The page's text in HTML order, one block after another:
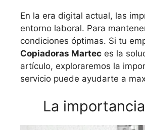
En la era digital actual, las
entorno laboral. Para
condiciones óptimas. Si tu
Copiadoras Martec es la
artículo, exploraremos la
servicio puede ayudarte a
La